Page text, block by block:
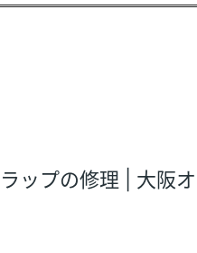
ップの修理 | 大阪